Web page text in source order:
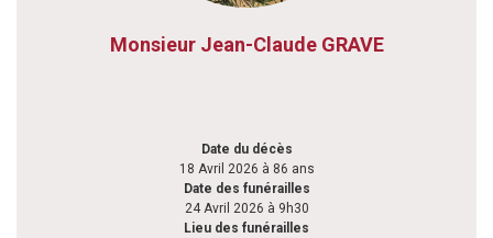
Monsieur Jean-Claude GRAVE
Date du décès
18 Avril 2026 à 86 ans
Date des funérailles
24 Avril 2026 à 9h30
Lieu des funérailles